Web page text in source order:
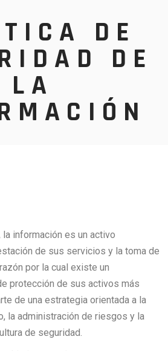
DE
DE
LA
la información es un activo
de sus servicios y la toma de
por la cual existe un
protección de sus activos más
de una estrategia orientada a la
la administración de riesgos y la
de seguridad.